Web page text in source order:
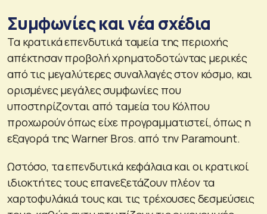
Συμφωνίες και νέα σχέδια
Τα κρατικά επενδυτικά ταμεία της περιοχής
απέκτησαν προβολή χρηματοδοτώντας μερικές
από τις μεγαλύτερες συναλλαγές στον κόσμο, και
ορισμένες μεγάλες συμφωνίες που
υποστηρίζονται από ταμεία του Κόλπου
προχωρούν όπως είχε προγραμματιστεί, όπως η
εξαγορά της Warner Bros. από την Paramount.
Ωστόσο, τα επενδυτικά κεφάλαια και οι κρατικοί
ιδιοκτήτες τους επανεξετάζουν πλέον τα
χαρτοφυλάκιά τους και τις τρέχουσες δεσμεύσεις